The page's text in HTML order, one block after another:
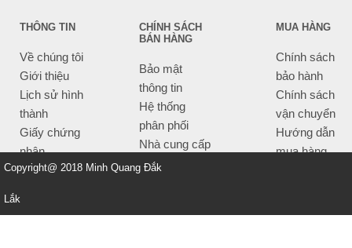
THÔNG TIN
Về chúng tôi
Giới thiệu
Lịch sử hình
thành
Giấy chứng
nhận
CHÍNH SÁCH
BÁN HÀNG
Bảo mật
thông tin
Hệ thống
phân phối
Nhà cung cấp
Tiêu chí bán
MUA HÀNG
Chính sách
bảo hành
Chính sách
vận chuyển
Hướng dẫn
mua hàng
Copyright@ 2018 Minh Quang Đắk
Lắk